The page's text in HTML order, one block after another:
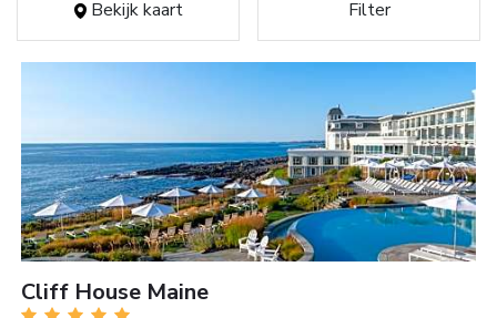
Bekijk kaart Filter
Cliff House Maine